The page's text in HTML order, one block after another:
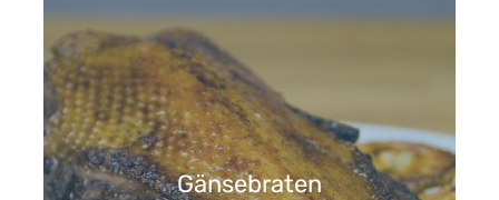
Gänsebraten